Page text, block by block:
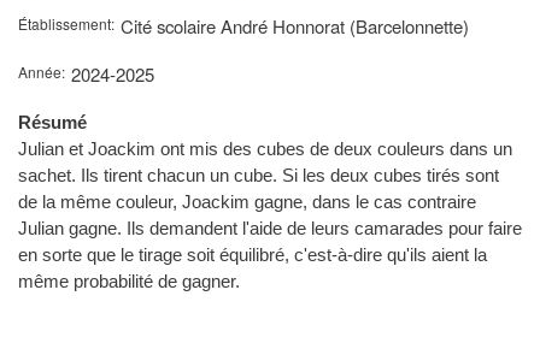
Établissement Cité scolaire André Honnorat (Barcelonnette)
Année 2024-2025
Résumé
Julian et Joackim ont mis des cubes de deux couleurs dans un
sachet. Ils tirent chacun un cube. Si les deux cubes tirés sont
de la même couleur, Joackim gagne, dans le cas contraire
Julian gagne. Ils demandent l'aide de leurs camarades pour faire
en sorte que le tirage soit équilibré, c'est-à-dire qu'ils aient la
même probabilité de gagner.